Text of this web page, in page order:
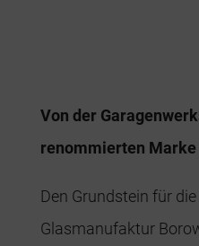
Von der
renommierten Marke
Den Grundstein für
Glasmanufaktur